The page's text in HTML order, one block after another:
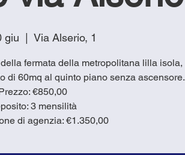
giu
  |
Via Alserio, 1
fermata della metropolitana lilla isola,
di 60mq al quinto piano senza ascensore.
€850,00
3 mensilità